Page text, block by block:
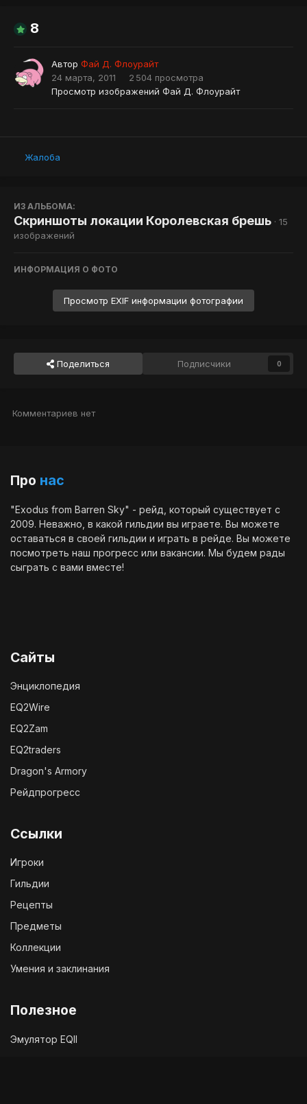
8
Автор Фай Д. Флоурайт
24 марта, 2011
2 504 просмотра
Просмотр изображений Фай Д. Флоурайт
Жалоба
ИЗ АЛЬБОМА:
Скриншоты локации Королевская брешь · 15
изображений
ИНФОРМАЦИЯ О ФОТО
Просмотр EXIF информации фотографии
Поделиться Подписчики 0
Комментариев нет
Про нас
"Exodus from Barren Sky" - рейд, который существует с
2009. Неважно, в какой гильдии вы играете. Вы можете
оставаться в своей гильдии и играть в рейде. Вы можете
посмотреть наш прогресс или вакансии. Мы будем рады
сыграть с вами вместе!
Сайты
Энциклопедия
EQ2Wire
EQ2Zam
EQ2traders
Dragon's Armory
Рейдпрогресс
Ссылки
Игроки
Гильдии
Рецепты
Предметы
Коллекции
Умения и заклинания
Полезное
Эмулятор EQII